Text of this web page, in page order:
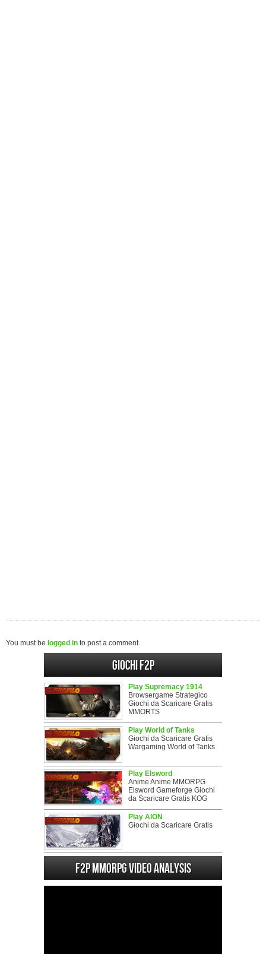
You must be logged in to post a comment.
Giochi F2P
Play Supremacy 1914
Browsergame Strategico
Giochi da Scaricare Gratis
MMORTS
Play World of Tanks
Giochi da Scaricare Gratis
Wargaming World of Tanks
Play Elsword
Anime Anime MMORPG
Elsword Gameforge Giochi
da Scaricare Gratis KOG
Play AION
Giochi da Scaricare Gratis
F2P MMORPG Video analysis